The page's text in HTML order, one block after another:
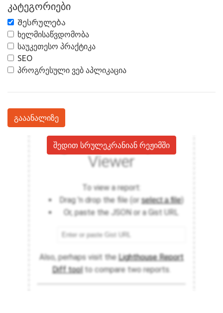
კატეგორიები
Შესრულება
ხელმისაწვდომობა
საუკეთესო პრაქტიკა
SEO
პროგრესული ვებ აპლიკაცია
გააანალიზე
შედით სრულეკრანიან რეჟიმში